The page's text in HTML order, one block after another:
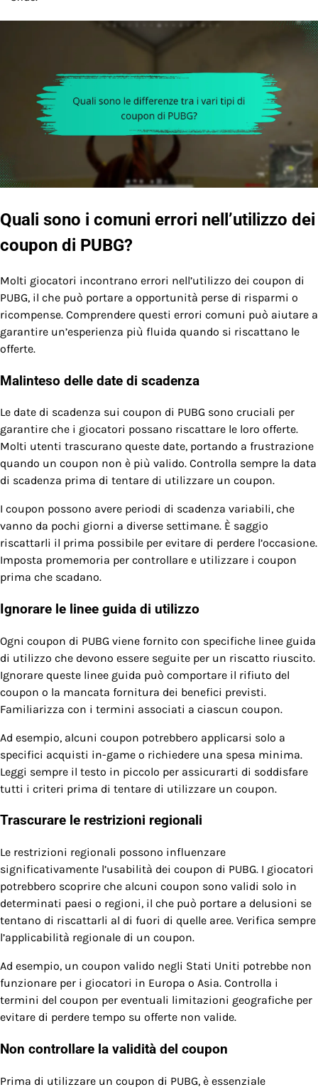
Quali sono i comuni errori nell’utilizzo dei
coupon di PUBG?
Molti giocatori incontrano errori nell’utilizzo dei coupon di
PUBG, il che può portare a opportunità perse di risparmi o
ricompense. Comprendere questi errori comuni può aiutare a
garantire un’esperienza più fluida quando si riscattano le
offerte.
Malinteso delle date di scadenza
Le date di scadenza sui coupon di PUBG sono cruciali per
garantire che i giocatori possano riscattare le loro offerte.
Molti utenti trascurano queste date, portando a frustrazione
quando un coupon non è più valido. Controlla sempre la data
di scadenza prima di tentare di utilizzare un coupon.
I coupon possono avere periodi di scadenza variabili, che
vanno da pochi giorni a diverse settimane. È saggio
riscattarli il prima possibile per evitare di perdere l’occasione.
Imposta promemoria per controllare e utilizzare i coupon
prima che scadano.
Ignorare le linee guida di utilizzo
Ogni coupon di PUBG viene fornito con specifiche linee guida
di utilizzo che devono essere seguite per un riscatto riuscito.
Ignorare queste linee guida può comportare il rifiuto del
coupon o la mancata fornitura dei benefici previsti.
Familiarizza con i termini associati a ciascun coupon.
Ad esempio, alcuni coupon potrebbero applicarsi solo a
specifici acquisti in-game o richiedere una spesa minima.
Leggi sempre il testo in piccolo per assicurarti di soddisfare
tutti i criteri prima di tentare di utilizzare un coupon.
Trascurare le restrizioni regionali
Le restrizioni regionali possono influenzare
significativamente l’usabilità dei coupon di PUBG. I giocatori
potrebbero scoprire che alcuni coupon sono validi solo in
determinati paesi o regioni, il che può portare a delusioni se
tentano di riscattarli al di fuori di quelle aree. Verifica sempre
l’applicabilità regionale di un coupon.
Ad esempio, un coupon valido negli Stati Uniti potrebbe non
funzionare per i giocatori in Europa o Asia. Controlla i
termini del coupon per eventuali limitazioni geografiche per
evitare di perdere tempo su offerte non valide.
Non controllare la validità del coupon
Prima di utilizzare un coupon di PUBG, è essenziale